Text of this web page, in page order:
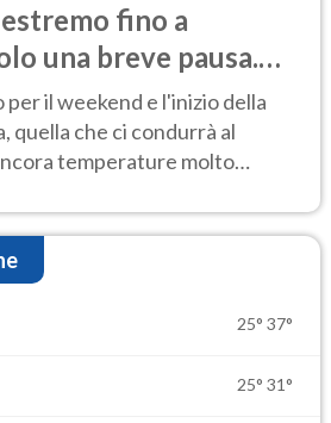
fino a
una breve pausa.
il weekend e l'inizio della
quella che ci condurrà al
temperature molto
25° 37°
25° 31°